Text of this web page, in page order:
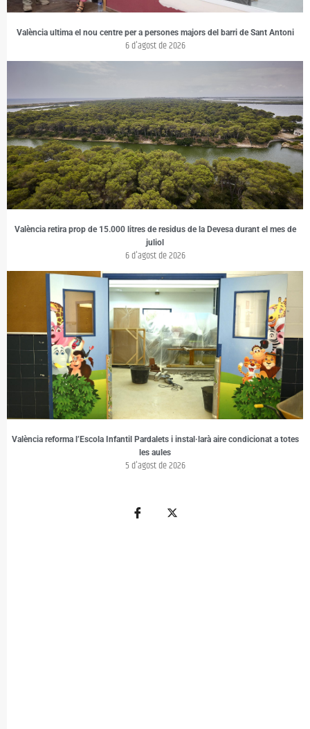
València ultima el nou centre per a persones majors del barri de Sant Antoni
6 d'agost de 2026
València retira prop de 15.000 litres de residus de la Devesa durant el mes de
juliol
6 d'agost de 2026
València reforma l’Escola Infantil Pardalets i instal·larà aire condicionat a totes
les aules
5 d'agost de 2026